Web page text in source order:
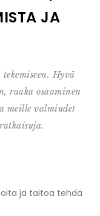
JA
Hyvä
raaka osaaminen
meille valmiudet
ja taitoa tehdä